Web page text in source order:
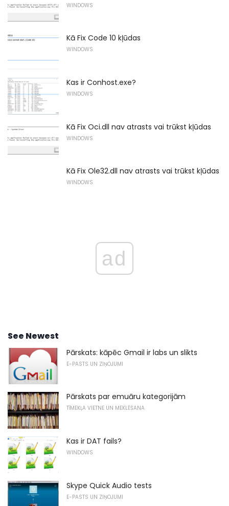
WINDOWS
Kā Fix Code 10 kļūdas
WINDOWS
Kas ir Conhost.exe?
WINDOWS
Kā Fix Oci.dll nav atrasts vai trūkst kļūdas
WINDOWS
Kā Fix Ole32.dll nav atrasts vai trūkst kļūdas
WINDOWS
ad
See Newest
Pārskats: kāpēc Gmail ir labs un slikts
E-PASTS UN ZIŅOJUMI
Pārskats par emuāru kategorijām
TĪMEKĻA VIETNE UN MEKLĒŠANA
Kas ir DAT fails?
WINDOWS
Skype Quick Audio tests
E-PASTS UN ZIŅOJUMI